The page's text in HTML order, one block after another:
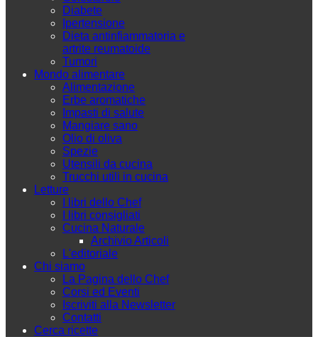
Diabete
Ipertensione
Dieta antinfiammatoria e
artrite reumatoide
Tumori
Mondo alimentare
Alimentazione
Erbe aromatiche
Impasti di salute
Mangiare sano
Olio di oliva
Spezie
Utensili da cucina
Trucchi utili in cucina
Letture
I libri dello Chef
I libri consigliati
Cucina Naturale
Archivio Articoli
L'editoriale
Chi siamo
La Pagina dello Chef
Corsi ed Eventi
Iscriviti alla Newsletter
Contatti
Cerca ricette